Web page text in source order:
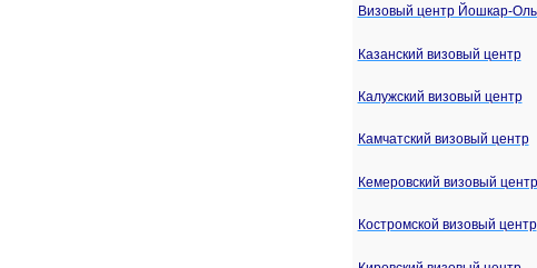
Визовый центр Йошкар-
Казанский визовый центр
Калужский визовый центр
Камчатский визовый центр
Кемеровский визовый центр
Костромской визовый центр